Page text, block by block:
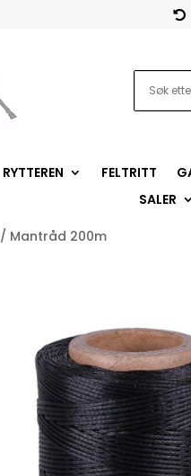

RYTTEREN FELTRITT
SALER
/ Mantråd 200m